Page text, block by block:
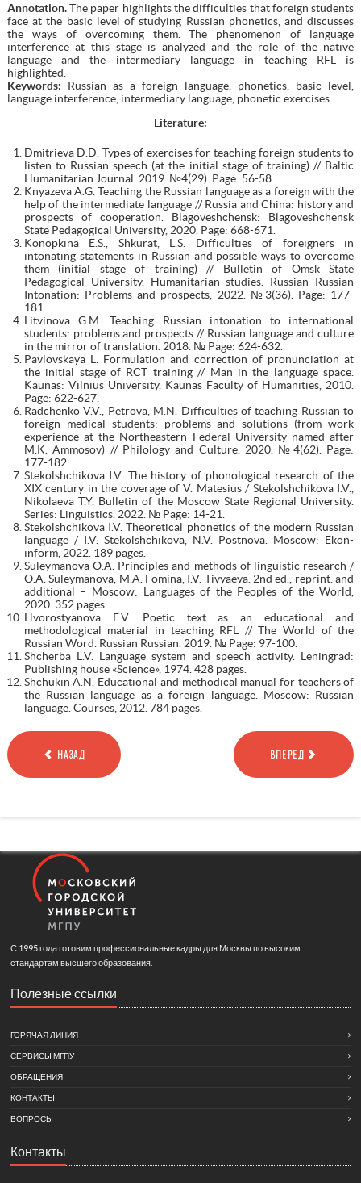
Аnnotation.The paper highlights the difficulties that foreign students
face at the basic level of studying Russian phonetics, and discusses
the ways of overcoming them. The phenomenon of language
interference at this stage is analyzed and the role of the native
language and the intermediary language in teaching RFL is
highlighted.
Keywords: Russian as a foreign language, phonetics, basic level,
language interference, intermediary language, phonetic exercises.
Literature:
Dmitrieva D.D. Types of exercises for teaching foreign students to
listen to Russian speech (at the initial stage of training) // Baltic
Humanitarian Journal. 2019. №4(29). Page: 56-58.
Knyazeva A.G. Teaching the Russian language as a foreign with the
help of the intermediate language // Russia and China: history and
prospects of cooperation. Blagoveshchensk: Blagoveshchensk
State Pedagogical University, 2020. Page: 668-671.
Konopkina E.S., Shkurat, L.S. Difficulties of foreigners in
intonating statements in Russian and possible ways to overcome
them (initial stage of training) // Bulletin of Omsk State
Pedagogical University. Humanitarian studies. Russian Russian
Intonation: Problems and prospects, 2022. №3(36). Page: 177-
181.
Litvinova G.M. Teaching Russian intonation to international
students: problems and prospects // Russian language and culture
in the mirror of translation. 2018. № Page: 624-632.
Pavlovskaya L. Formulation and correction of pronunciation at
the initial stage of RCT training // Man in the language space.
Kaunas: Vilnius University, Kaunas Faculty of Humanities, 2010.
Page: 622-627.
Radchenko V.V., Petrova, M.N. Difficulties of teaching Russian to
foreign medical students: problems and solutions (from work
experience at the Northeastern Federal University named after
M.K. Ammosov) // Philology and Culture. 2020. №4(62). Page:
177-182.
Stekolshchikova I.V. The history of phonological research of the
XIX century in the coverage of V. Matesius / Stekolshchikova I.V.,
Nikolaeva T.Y. Bulletin of the Moscow State Regional University.
Series: Linguistics. 2022. № Page: 14-21.
Stekolshchikova I.V. Theoretical phonetics of the modern Russian
language / I.V. Stekolshchikova, N.V. Postnova. Moscow: Ekon-
inform, 2022. 189 pages.
Suleymanova O.A. Principles and methods of linguistic research /
O.A. Suleymanova, M.A. Fomina, I.V. Tivyaeva. 2nd ed., reprint. and
additional – Moscow: Languages of the Peoples of the World,
2020. 352 pages.
Hvorostyanova E.V. Poetic text as an educational and
methodological material in teaching RFL // The World of the
Russian Word. Russian Russian. 2019. № Page: 97-100.
Shcherba L.V. Language system and speech activity. Leningrad:
Publishing house «Science», 1974. 428 pages.
Shchukin A.N. Educational and methodical manual for teachers of
the Russian language as a foreign language. Moscow: Russian
language. Courses, 2012. 784 pages.
НАЗАД ВПЕРЕД
С 1995 года готовим профессиональные кадры для Москвы по высоким
стандартам высшего образования.
Полезные ссылки
ГОРЯЧАЯ ЛИНИЯ
СЕРВИСЫ МГПУ
ОБРАЩЕНИЯ
КОНТАКТЫ
ВОПРОСЫ
Контакты